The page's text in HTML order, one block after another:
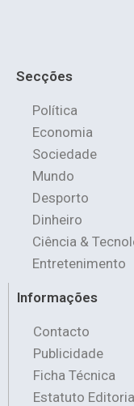
Secções
Política
Economia
Sociedade
Mundo
Desporto
Dinheiro
Ciência &
Entretenimento
Informações
Contacto
Publicidade
Ficha Técnica
Estatuto